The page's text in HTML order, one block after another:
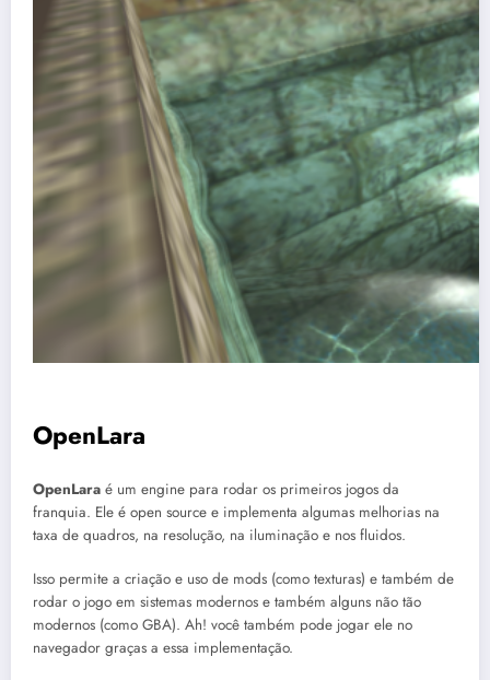
OpenLara
OpenLara é um engine para rodar os primeiros jogos da
franquia. Ele é open source e implementa algumas melhorias na
taxa de quadros, na resolução, na iluminação e nos fluidos.
Isso permite a criação e uso de mods (como texturas) e também de
rodar o jogo em sistemas modernos e também alguns não tão
modernos (como GBA). Ah! você também pode jogar ele no
navegador graças a essa implementação.